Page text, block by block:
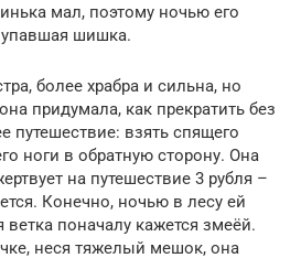
мал, поэтому ночью его
упавшая шишка.
более храбра и сильна, но
придумала, как прекратить без
путешествие: взять спящего
ноги в обратную сторону. Она
на путешествие 3 рубля –
Конечно, ночью в лесу ей
ветка поначалу кажется змеёй.
неся тяжелый мешок, она